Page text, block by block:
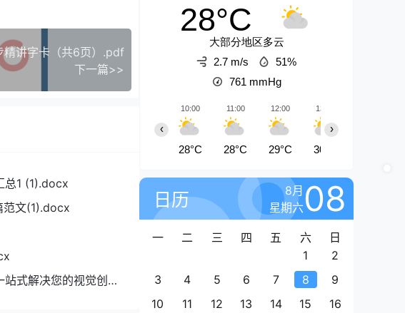
精讲字卡（共6页）.pdf
下一篇>>
总1 (1).docx
范文(1).docx
式解决您的视觉创作
28°C
大部分地区多云
2.7 m/s
51%
761 mmHg
10:00
28°C
11:00
28°C
12:00
29°C
13:00
30°C
‹ ›
日历
8月
星期六08
一 二 三 四 五 六
日
1
2
3
4 5 6 7 8
9
10
11 12 13 14 15 16